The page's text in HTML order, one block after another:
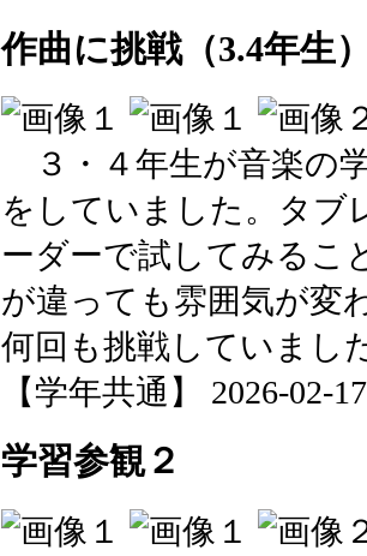
作曲に挑戦（3.4年生
３・４年生が音楽の
をしていました。タブ
ーダーで試してみるこ
が違っても雰囲気が変
何回も挑戦していまし
【学年共通】 2026-02-
学習参観２